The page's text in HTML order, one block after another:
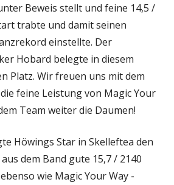
Beweis stellt und feine 14,5 /
trabte und damit seinen
einstellte. Der
Hobard belegte in diesem
Platz. Wir freuen uns mit dem
feine Leistung von Magic Your
Team weiter die Daumen!
Höwings Star in Skelleftea den
dem Band gute 15,7 / 2140
wie Magic Your Way -